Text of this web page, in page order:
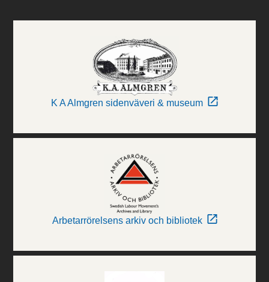
K A Almgren sidenväveri & museum
Arbetarrörelsens arkiv och bibliotek